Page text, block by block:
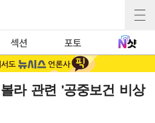
섹션 포토
라 관련 '공중보건 비상